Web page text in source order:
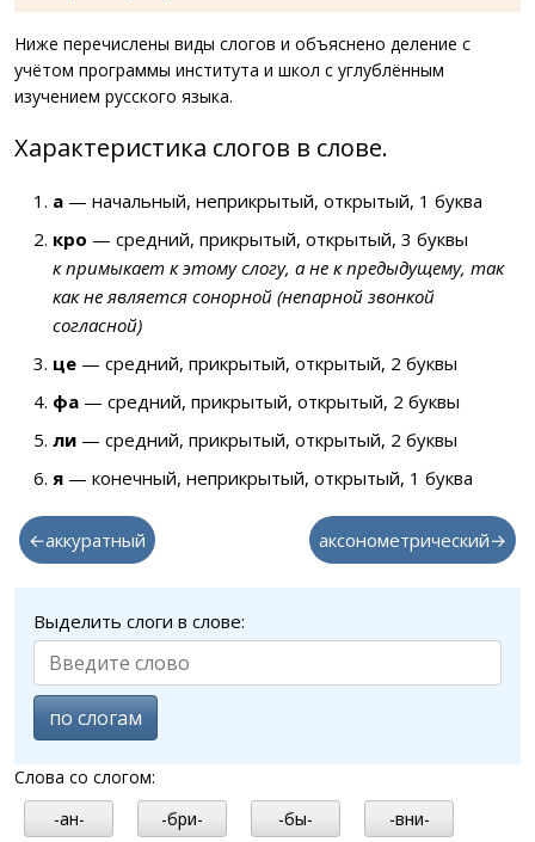
Ниже перечислены виды слогов и объяснено деление с
учётом программы института и школ с углублённым
изучением русского языка.
Характеристика слогов в слове.
а — начальный, неприкрытый, открытый, 1 буква
кро — средний, прикрытый, открытый, 3 буквы
к примыкает к этому слогу, а не к предыдущему, так
как не является сонорной (непарной звонкой
согласной)
це — средний, прикрытый, открытый, 2 буквы
фа — средний, прикрытый, открытый, 2 буквы
ли — средний, прикрытый, открытый, 2 буквы
я — конечный, неприкрытый, открытый, 1 буква
←аккуратный аксонометрический→
Выделить слоги в слове:
по слогам
Слова со слогом:
-ан-
-бри- -бы- -вни-